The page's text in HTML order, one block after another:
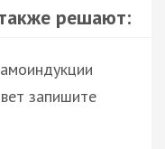
решают:
запишите